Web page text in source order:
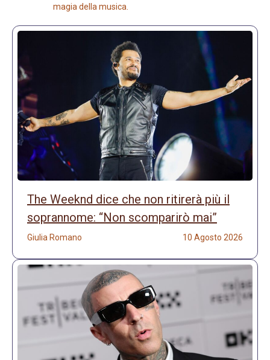
magia della musica.
The Weeknd dice che non ritirerà più il
soprannome: “Non scomparirò mai”
Giulia Romano 10 Agosto 2026